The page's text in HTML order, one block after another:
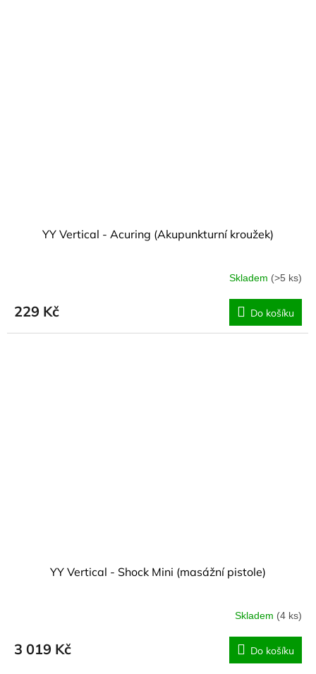
YY Vertical - Acuring (Akupunkturní kroužek)
Skladem (>5 ks)
229 Kč Do košíku
YY Vertical - Shock Mini (masážní pistole)
Skladem (4 ks)
3 019 Kč Do košíku